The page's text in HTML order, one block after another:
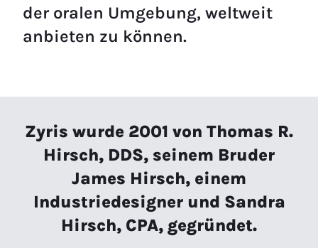
der oralen Umgebung, weltweit
anbieten zu können.
Zyris wurde 2001 von Thomas R.
Hirsch, DDS, seinem Bruder
James Hirsch, einem
Industriedesigner und Sandra
Hirsch, CPA, gegründet.